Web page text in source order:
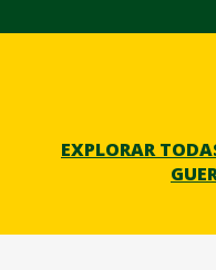
EXPLORAR